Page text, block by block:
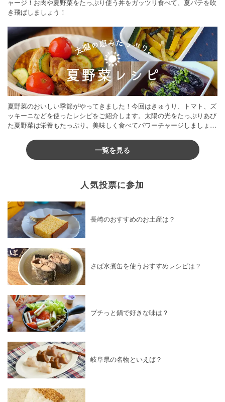
ャージ！お肉や夏野菜をたっぷり使う丼をガッツリ食べて、夏バテを吹
き飛ばしましょう！
夏野菜のおいしい季節がやってきました！今回はきゅうり、トマト、ズ
ッキーニなどを使ったレシピをご紹介します。太陽の光をたっぷりあび
た夏野菜は栄養もたっぷり。美味しく食べてパワーチャージしましょう
一覧を見る
人気投票に参加
長崎のおすすめのお土産は？
さば水煮缶を使うおすすめレシピは？
プチっと鍋で好きな味は？
岐阜県の名物といえば？